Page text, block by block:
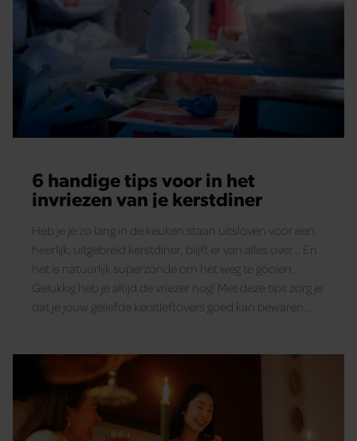
6 handige tips voor in het
invriezen van je kerstdiner
Heb je je zo lang in de keuken staan uitsloven voor een
heerlijk, uitgebreid kerstdiner, blijft er van alles over… En
het is natuurlijk superzonde om het weg te gooien.
Gelukkig heb je altijd de vriezer nog! Met deze tips zorg je
dat je jouw geliefde kerstleftovers goed kan bewaren,